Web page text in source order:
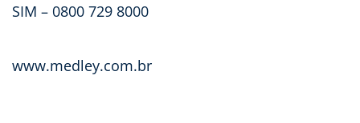
SIM – 0800 729 8000
www.medley.com.br